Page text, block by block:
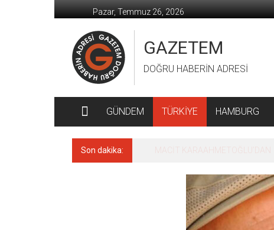
geç
Pazar, Temmuz 26, 2026
GAZETEM
DOĞRU HABERİN ADRESİ
GÜNDEM TÜRKİYE HAMBURG
Son dakika: